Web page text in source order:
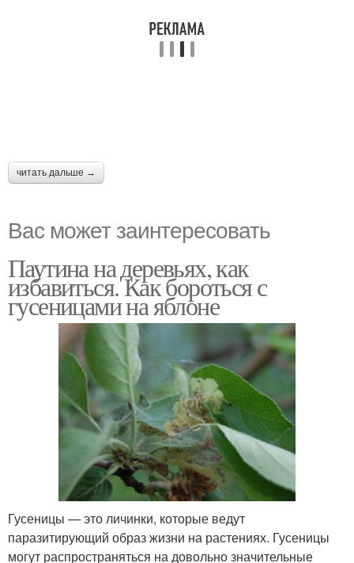
читать дальше →
Вас может заинтересовать
Паутина на деревьях, как
избавиться. Как бороться с
гусеницами на яблоне
Гусеницы — это личинки, которые ведут
паразитирующий образ жизни на растениях. Гусеницы
могут распространяться на довольно значительные